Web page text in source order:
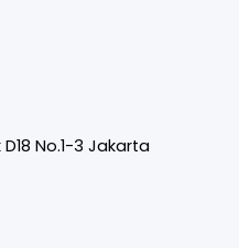
No.1-3 Jakarta